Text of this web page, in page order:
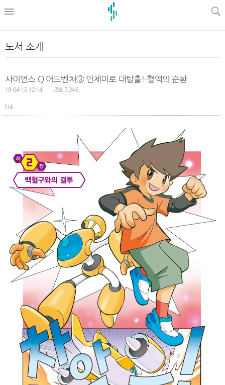
도서 소개
사이언스 Q 어드벤처③ 인체미로 대탈출!-혈액의 순환
19-04-15 12:14 조회 7,346
link